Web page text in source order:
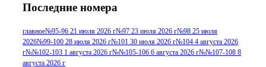
июля 2017 г(11)№96 9 августа 2012
г(13) №96 28 июля 2015 г(9) №96+97 3
июля 2014 г(10)№96+97 30 июля
Последние номера
главное№95-96 21 июля 2026 г№97 23 июля 2026 г№98 25 июля
2026№99-100 28 июля 2026 г№101 30 июля 2026 г№104 4 августа 2026
г№№102-103 1 августа 2026 г№№105-106 6 августа 2026 г№№107-108 8
августа 2026 г